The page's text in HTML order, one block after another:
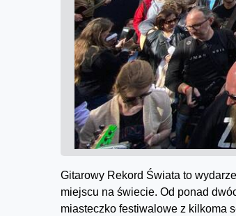
Gitarowy Rekord Świata to
miejscu na świecie. Od ponad
miasteczko festiwalowe z kilkoma